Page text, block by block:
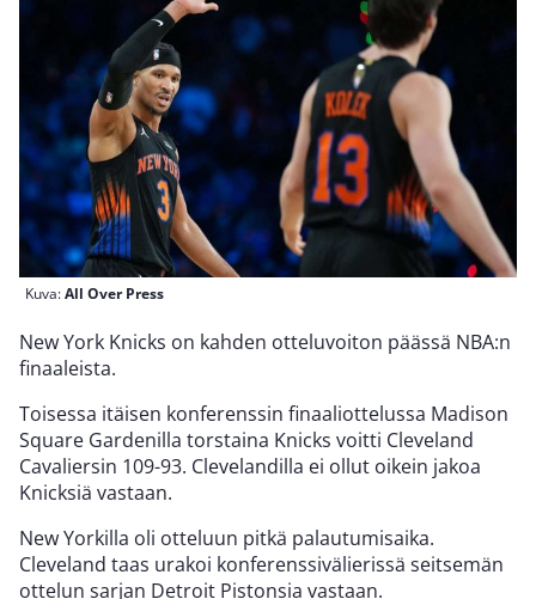
Kuva:All Over Press
New York Knicks on kahden otteluvoiton päässä NBA:n
finaaleista.
Toisessa itäisen konferenssin finaaliottelussa Madison
Square Gardenilla torstaina Knicks voitti Cleveland
Cavaliersin 109-93. Clevelandilla ei ollut oikein jakoa
Knicksiä vastaan.
New Yorkilla oli otteluun pitkä palautumisaika.
Cleveland taas urakoi konferenssivälierissä seitsemän
ottelun sarjan Detroit Pistonsia vastaan.